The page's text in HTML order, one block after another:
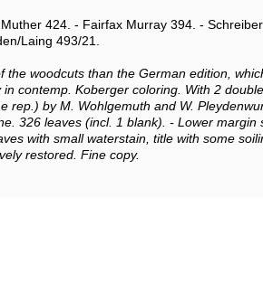
424. - Fairfax Murray 394. -
Laing 493/21.
woodcuts than the German edition,
contemp. Koberger coloring. With 2
rep.) by M. Wohlgemuth and W.
326 leaves (incl. 1 blank). - Lower margin
with small waterstain, title with some
restored. Fine copy.